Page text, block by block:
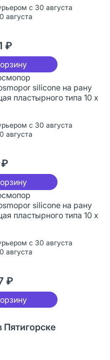
с 30 августа
августа
₽
silicone на рану
пластырного типа 10 х
с 30 августа
августа
silicone на рану
пластырного типа 10 х
с 30 августа
августа
₽
Пятигорске